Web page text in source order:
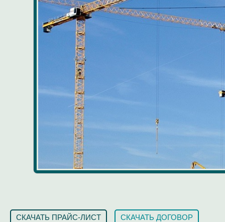
СКАЧАТЬ ПРАЙС-ЛИСТ СКАЧАТЬ ДОГОВОР